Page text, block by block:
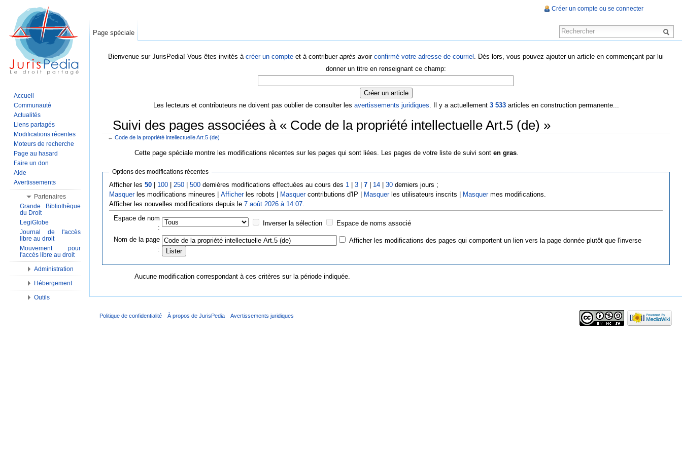
Bienvenue sur JurisPedia! Vous êtes invités à créer un compte et à contribuer après avoir confirmé votre adresse de courriel . Dès lors, vous pouvez ajouter un article en commençant par lui
donner un titre en renseignant ce champ:
Les lecteurs et contributeurs ne doivent pas oublier de consulter les avertissements juridiques. Il y a actuellement 3 533articles en construction permanente...
Suivi des pages associées à « Code de la propriété intellectuelle Art.5 (de) »
← Code de la propriété intellectuelle Art.5 (de)
Cette page spéciale montre les modifications récentes sur les pages qui sont liées. Les pages de votre liste de suivi sont en gras.
Options des modifications récentes
Afficher les 50| 100| 250| 500dernières modifications effectuées au cours des 1| 3| 7| 14| 30derniers jours ;
Masquerles modifications mineures | Afficherles robots | Masquercontributions d'IP | Masquerles utilisateurs inscrits | Masquermes modifications.
Afficher les nouvelles modifications depuis le 7 août 2026 à 14:07.
Espace de nom
:
Inverser la sélection Espace de noms associé
Nom de la page
:
Afficher les modifications des pages qui comportent un lien vers la page donnée plutôt que l'inverse
Aucune modification correspondant à ces critères sur la période indiquée.
Créer un compte ou se connecter
Page spéciale
Accueil
Communauté
Actualités
Liens partagés
Modifications récentes
Moteurs de recherche
Page au hasard
Faire un don
Aide
Avertissements
Partenaires
Grande Bibliothèque
du Droit
LegiGlobe
Journal de l'accès
libre au droit
Mouvement pour
l'accès libre au droit
Administration
Hébergement
Outils
Politique de confidentialité À propos de JurisPedia Avertissements juridiques